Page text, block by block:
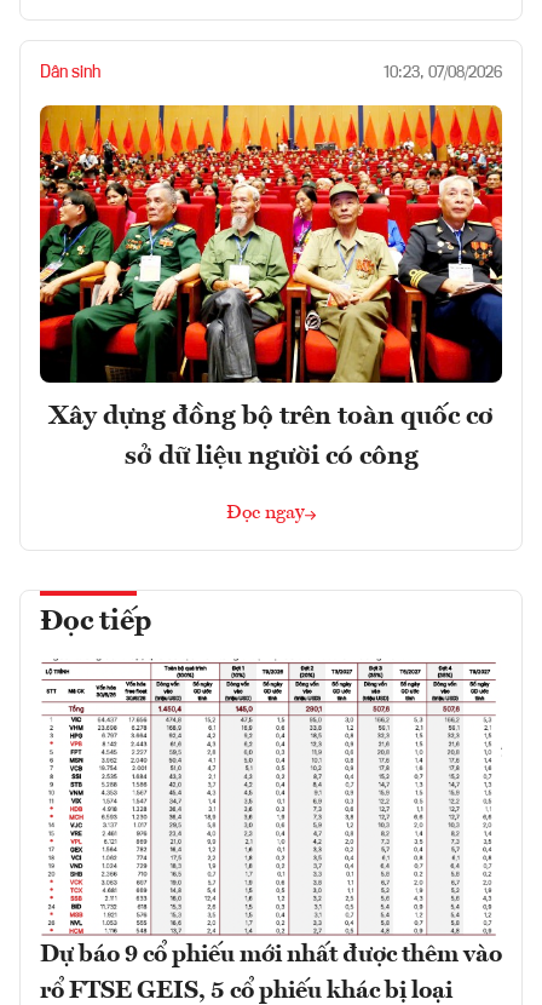
Dân sinh 10:23, 07/08/2026
Xây dựng đồng bộ trên toàn quốc cơ
sở dữ liệu người có công
Đọc ngay
Đọc tiếp
Dự báo 9 cổ phiếu mới nhất được thêm vào
rổ FTSE GEIS, 5 cổ phiếu khác bị loại